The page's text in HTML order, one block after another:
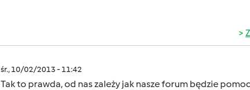
śr., 10/02/2013 - 11:42
Tak to prawda, od nas zależy jak nasze forum będzie